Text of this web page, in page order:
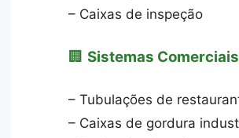
– Caixas de inspeção
🏢 Sistemas Comerciais
– Tubulações de
– Caixas de gordura